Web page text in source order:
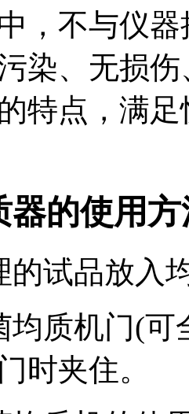
，不与仪
染、无损
特点，满
器的使用方
的试品放入
均质机门(
时夹住。